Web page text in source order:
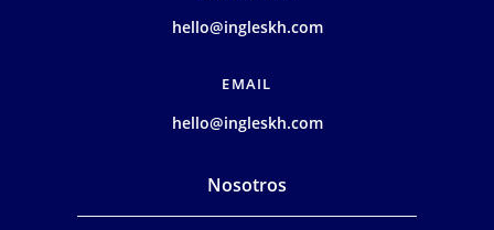
hello@ingleskh.com
EMAIL
hello@ingleskh.com
Nosotros